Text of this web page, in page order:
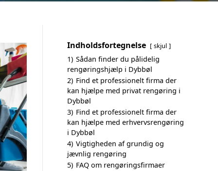
Indholdsfortegnelse skjul
1) Sådan finder du pålidelig
rengøringshjælp i Dybbøl
2) Find et professionelt firma der
kan hjælpe med privat rengøring i
Dybbøl
3) Find et professionelt firma der
kan hjælpe med erhvervsrengøring
i Dybbøl
4) Vigtigheden af grundig og
jævnlig rengøring
5) FAQ om rengøringsfirmaer